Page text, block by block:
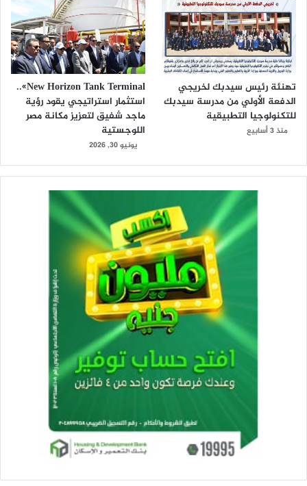
تهنئة رئيس سيدبك لخريجي
الدفعة الأولي من مدرسة سيدبك
للتكنولوجيا التطبيقية
منذ 3 أسابيع
New Horizon Tank Terminal»..
استثمار استراتيجي يقود رؤية
ماجد شفيق لتعزيز مكانة مصر
اللوجستية
يونيو 30, 2026